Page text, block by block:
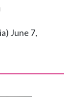
June 7,